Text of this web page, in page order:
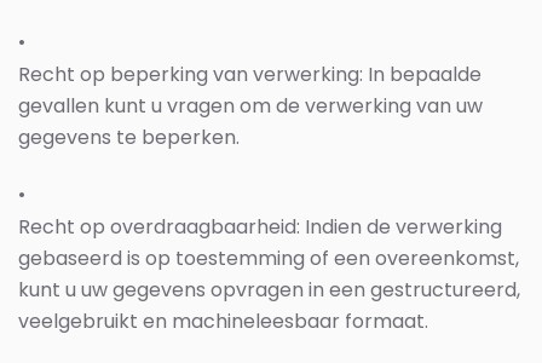
•
Recht op beperking van verwerking: In bepaalde
gevallen kunt u vragen om de verwerking van uw
gegevens te beperken.
•
Recht op overdraagbaarheid: Indien de verwerking
gebaseerd is op toestemming of een overeenkomst,
kunt u uw gegevens opvragen in een gestructureerd,
veelgebruikt en machineleesbaar formaat.